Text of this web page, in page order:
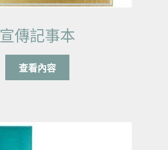
宣傳記事本
查看內容